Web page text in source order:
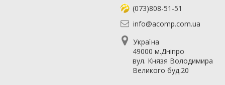
(073)808-51-51
info@acomp.com.ua
Україна
49000 м.Дніпро
вул. Князя Володимира
Великого буд.20